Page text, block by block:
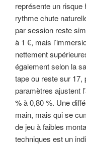
représente un risque
rythme chute
par session reste
à 1 €, mais
nettement
également selon la
tape ou reste sur 17,
paramètres ajustent
% à 0,80 %. Une
main, mais qui se
de jeu à faibles
techniques est un